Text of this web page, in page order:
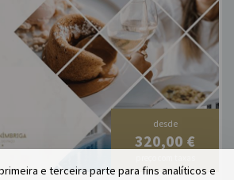
desde
320,00 €
e terceira parte para fins analíticos e